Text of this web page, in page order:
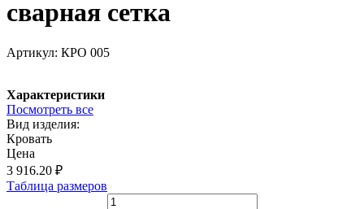
сварная сетка
Артикул: КРО 005
Характеристики
Посмотреть все
Вид изделия:
Кровать
Цена
3 916.20 ₽
Таблица размеров